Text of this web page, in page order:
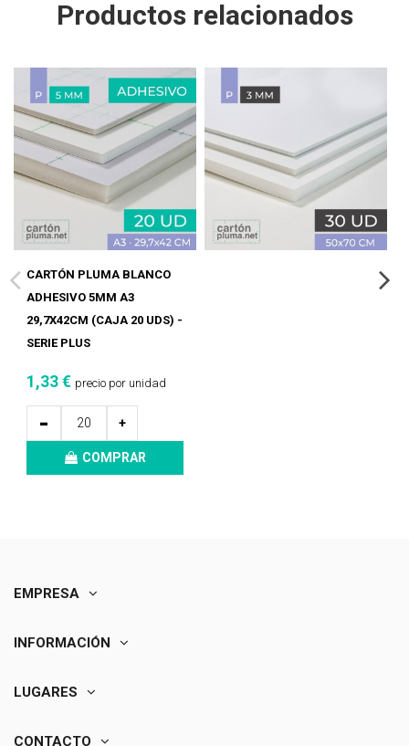
Productos relacionados
CARTÓN PLUMA BLANCO
ADHESIVO 5MM A3
29,7X42CM (CAJA 20 UDS) -
SERIE PLUS
1,33 € precio por unidad
+
-
COMPRAR
EMPRESA
INFORMACIÓN
LUGARES
CONTACTO